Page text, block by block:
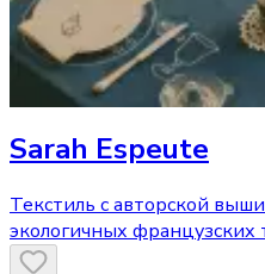
Sarah Espeute
Текстиль с авторской
экологичных французских